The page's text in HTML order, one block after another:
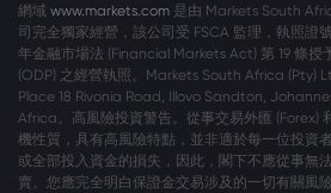
網域 www.markets.com 是由 Markets South
司完全獨家經營，該公司受 FSCA 監理，執照證
年金融市場法 (Financial Markets Act) 第 19 條授
(ODP) 之經營執照。Markets South Africa (Pty)
Place 18 Rivonia Road, Illovo Sandton,
Africa。高風險投資警告。從事交易外匯 (Forex)
機性質，具有高風險特點，並非適於每一位投資
或全部投入資金的損失，因此，閣下不應從事無
賣。您應完全明白保證金交易涉及的一切有關風